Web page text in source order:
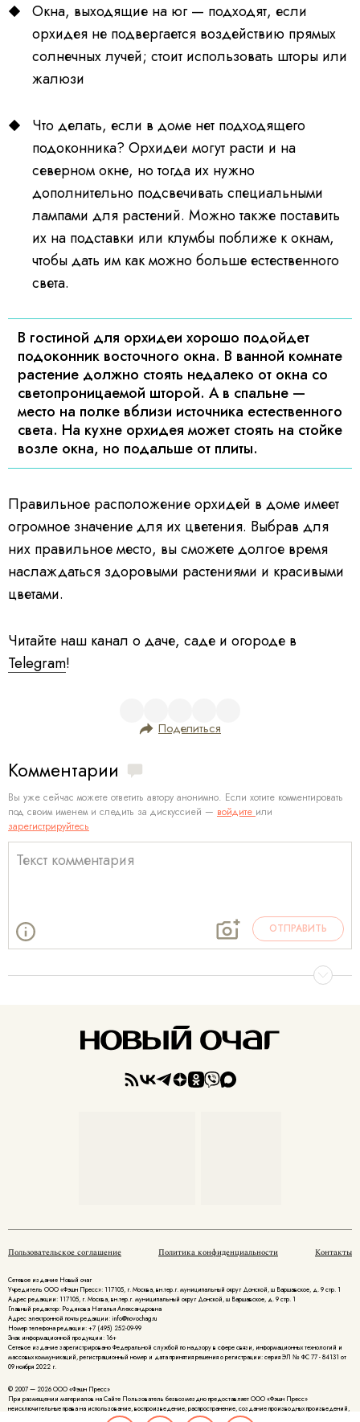
Окна, выходящие на юг — подходят, если
орхидея не подвергается воздействию прямых
солнечных лучей; стоит использовать шторы или
жалюзи
Что делать, если в доме нет подходящего
подоконника? Орхидеи могут расти и на
северном окне, но тогда их нужно
дополнительно подсвечивать специальными
лампами для растений. Можно также поставить
их на подставки или клумбы поближе к окнам,
чтобы дать им как можно больше естественного
света.
В гостиной для орхидеи хорошо подойдет
подоконник восточного окна. В ванной комнате
растение должно стоять недалеко от окна со
светопроницаемой шторой. А в спальне —
место на полке вблизи источника естественного
света. На кухне орхидея может стоять на стойке
возле окна, но подальше от плиты.
Правильное расположение орхидей в доме имеет
огромное значение для их цветения. Выбрав для
них правильное место, вы сможете долгое время
наслаждаться здоровыми растениями и красивыми
цветами.
Читайте наш канал о даче, саде и огороде в
Telegram!
Поделиться
Комментарии
Вы уже сейчас можете ответить автору анонимно. Если хотите комментировать
под своим именем и следить за дискуссией — войдите или
зарегистрируйтесь
ОТПРАВИТЬ
Пользовательское соглашение Политика конфиденциальности Контакты
Сетевое издание Новый очаг
Учредитель ООО «Фэшн Пресс»: 117105, г. Москва, вн.тер.г. муниципальный округ Донской, ш Варшавское, д. 9 стр. 1
Адрес редакции: 117105, г. Москва, вн.тер.г. муниципальный округ Донской, ш Варшавское, д. 9 стр. 1
Главный редактор: Родикова Наталья Александровна
Адрес электронной почты редакции: info@novochag.ru
Номер телефона редакции: +7 (495) 252-09-99
Знак информационной продукции: 16+
Cетевое издание зарегистрировано Федеральной службой по надзору в сфере связи, информационных технологий и
массовых коммуникаций, регистрационный номер и дата принятия решения о регистрации: серия ЭЛ № ФС 77 - 84131 от
09 ноября 2022 г.
© 2007 — 2026 ООО «Фэшн Пресс»
При размещении материалов на Сайте Пользователь безвозмездно предоставляет ООО «Фэшн Пресс»
неисключительные права на использование, воспроизведение, распространение, создание производных произведений,
а также на демонстрацию материалов и доведение их до всеобщего сведения.